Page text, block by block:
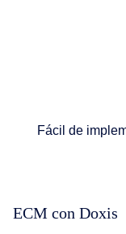
Fácil de
ECM con Doxis